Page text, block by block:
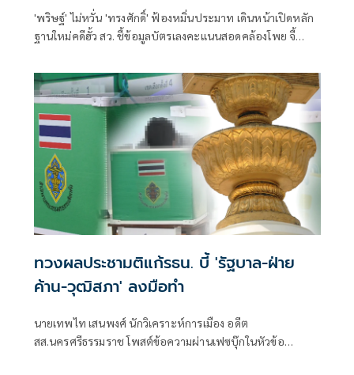
'พริษฐ์' ไม่หวั่น 'ทรงศักดิ์' ฟ้องหมิ่นประมาท เดินหน้าเปิดหลัก
ฐานใหม่คดีฮั้ว สว. ชี้ข้อมูลบัตรเลงคะแนนสอดคล้องโพย จี้
ทวงผลประชามติแก้รธน. บี้ 'รัฐบาล-ฝ่าย
ค้าน-วุฒิสภา' ลงมือทำ
นายเทพไท เสนพงศ์ นักวิเคราะห์การเมือง อดีต
สส.นครศรีธรรมราช โพสต์ข้อความผ่านเฟซบุ๊กในหัวข้อ